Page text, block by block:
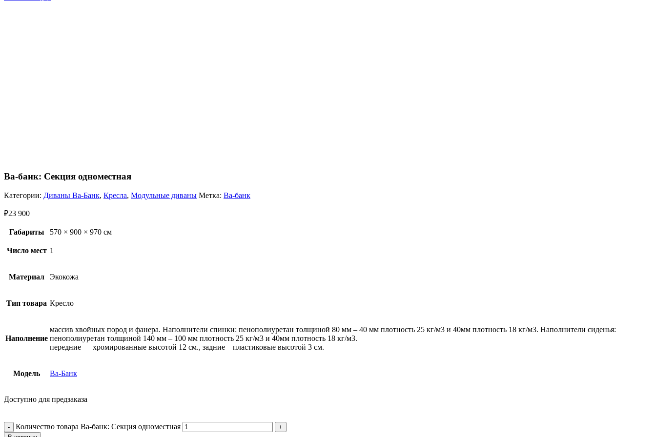
Ва-банк: Секция одноместная
Категории: Диваны Ва-Банк, Кресла, Модульные диваны Метка: Ва-банк
₽23 900
Габариты 570 × 900 × 970 см
Число мест 1
Материал Экокожа
Тип товара Кресло
Наполнение
массив хвойных пород и фанера. Наполнители спинки: пенополиуретан толщиной 80 мм – 40 мм плотность 25 кг/м3 и 40мм плотность 18 кг/м3. Наполнители сиденья:
пенополиуретан толщиной 140 мм – 100 мм плотность 25 кг/м3 и 40мм плотность 18 кг/м3.
передние — хромированные высотой 12 см., задние – пластиковые высотой 3 см.
Модель Ва-Банк
Доступно для предзаказа
Количество товара Ва-банк: Секция одноместная